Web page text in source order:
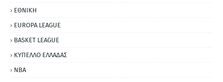
ΕΘΝΙΚΗ
EUROPA LEAGUE
BASKET LEAGUE
ΚΥΠΕΛΛΟ ΕΛΛΑΔΑΣ
NBA